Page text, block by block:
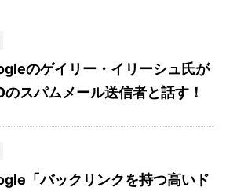
のゲイリー・イリーシュ氏が
のスパムメール送信者と話す！
「バックリンクを持つ高いド